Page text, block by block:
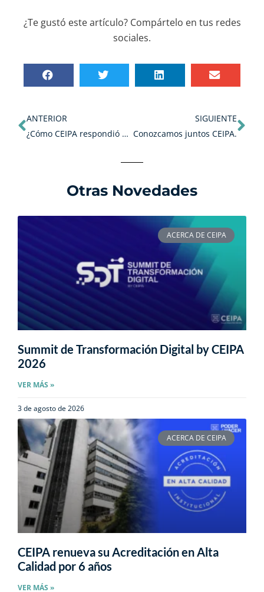
¿Te gustó este artículo? Compártelo en tus redes
sociales.
ANTERIOR
¿Cómo CEIPA respondió ante la contingencia del Covid-19?
SIGUIENTE
Conozcamos juntos CEIPA.
Otras Novedades
ACERCA DE CEIPA
Summit de Transformación Digital by CEIPA
2026
VER MÁS »
3 de agosto de 2026
ACERCA DE CEIPA
CEIPA renueva su Acreditación en Alta
Calidad por 6 años
VER MÁS »